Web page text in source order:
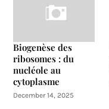
Biogenèse des
ribosomes : du
nucléole au
cytoplasme
December 14, 2025